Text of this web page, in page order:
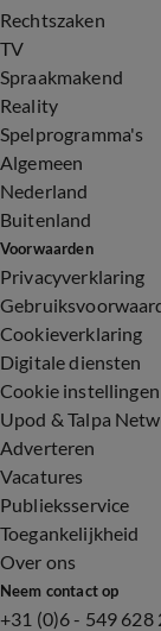
Rechtszaken
TV
Spraakmakend
Reality
Spelprogramma's
Algemeen
Nederland
Buitenland
Voorwaarden
Privacyverklaring
Cookieverklaring
Digitale diensten
Cookie instellingen
Upod & Talpa
Adverteren
Vacatures
Publieksservice
Toegankelijkheid
Over ons
Neem contact op
+31 (0)6 - 549 628